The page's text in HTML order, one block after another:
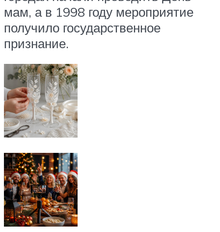
мам, а в 1998 году мероприятие
получило государственное
признание.